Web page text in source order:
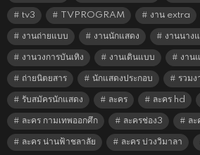
tv3 TVPROGRAM งาน extra
งานถ่ายแบบ งานนักแสดง งานนาง
งานวงการบันเทิง งานเดินแบบ งาน
ถ่ายนิตยสาร นักแสดงประกอบ รวมง
รับสมัครนักแสดง ละคร ละคร hd
ละคร กามเทพออกศึก ละครช่อง3 ล
ละคร น่านฟ้าชลาลัย ละคร บ่วงวิมาลา